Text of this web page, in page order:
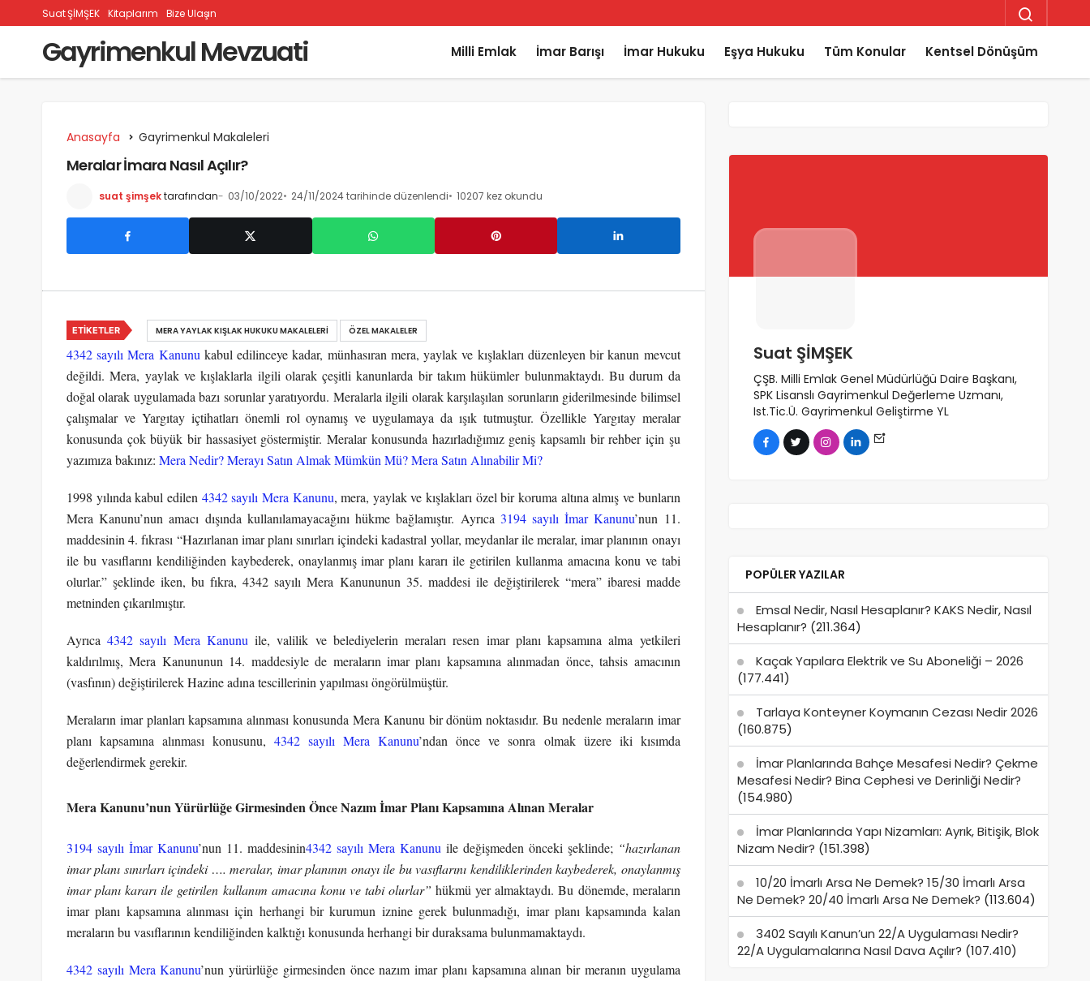
Suat ŞİMŞEK Kitaplarım Bize Ulaşın
Gayrimenkul Mevzuati Milli Emlak İmar Barışı İmar Hukuku Eşya Hukuku Tüm Konular Kentsel Dönüşüm
Anasayfa Gayrimenkul Makaleleri
Meralar İmara Nasıl Açılır?
suat şimşektarafından 03/10/2022 24/11/2024 tarihinde düzenlendi 10207 kez okundu
4342 sayılı Mera Kanunu kabul edilinceye kadar, münhasıran mera, yaylak ve kışlakları düzenleyen bir kanun mevcut
değildi. Mera, yaylak ve kışlaklarla ilgili olarak çeşitli kanunlarda bir takım hükümler bulunmaktaydı. Bu durum da
doğal olarak uygulamada bazı sorunlar yaratıyordu. Meralarla ilgili olarak karşılaşılan sorunların giderilmesinde bilimsel
çalışmalar ve Yargıtay içtihatları önemli rol oynamış ve uygulamaya da ışık tutmuştur. Özellikle Yargıtay meralar
konusunda çok büyük bir hassasiyet göstermiştir. Meralar konusunda hazırladığımız geniş kapsamlı bir rehber için şu
yazımıza bakınız: Mera Nedir? Merayı Satın Almak Mümkün Mü? Mera Satın Alınabilir Mi?
1998 yılında kabul edilen 4342 sayılı Mera Kanunu, mera, yaylak ve kışlakları özel bir koruma altına almış ve bunların
Mera Kanunu’nun amacı dışında kullanılamayacağını hükme bağlamıştır. Ayrıca 3194 sayılı İmar Kanunu’nun 11.
maddesinin 4. fıkrası “Hazırlanan imar planı sınırları içindeki kadastral yollar, meydanlar ile meralar, imar planının onayı
ile bu vasıflarını kendiliğinden kaybederek, onaylanmış imar planı kararı ile getirilen kullanma amacına konu ve tabi
olurlar.” şeklinde iken, bu fıkra, 4342 sayılı Mera Kanununun 35. maddesi ile değiştirilerek “mera” ibaresi madde
metninden çıkarılmıştır.
Ayrıca4342 sayılı Mera Kanunu ile, valilik ve belediyelerin meraları resen imar planı kapsamına alma yetkileri
kaldırılmış, Mera Kanununun 14. maddesiyle de meraların imar planı kapsamına alınmadan önce, tahsis amacının
(vasfının) değiştirilerek Hazine adına tescillerinin yapılması öngörülmüştür.
Meraların imar planları kapsamına alınması konusunda Mera Kanunu bir dönüm noktasıdır. Bu nedenle meraların imar
planı kapsamına alınması konusunu,4342 sayılı Mera Kanunu’ndan önce ve sonra olmak üzere iki kısımda
değerlendirmek gerekir.
Mera Kanunu’nun Yürürlüğe Girmesinden Önce Nazım İmar Planı Kapsamına Alınan Meralar
3194 sayılı İmar Kanunu’nun 11. maddesinin4342 sayılı Mera Kanunu ile değişmeden önceki şeklinde; “hazırlanan
imar planı sınırları içindeki …. meralar, imar planının onayı ile bu vasıflarını kendiliklerinden kaybederek, onaylanmış
imar planı kararı ile getirilen kullanım amacına konu ve tabi olurlar” hükmü yer almaktaydı. Bu dönemde, meraların
imar planı kapsamına alınması için herhangi bir kurumun iznine gerek bulunmadığı, imar planı kapsamında kalan
meraların bu vasıflarının kendiliğinden kalktığı konusunda herhangi bir duraksama bulunmamaktaydı.
4342 sayılı Mera Kanunu’nun yürürlüğe girmesinden önce nazım imar planı kapsamına alınan bir meranın uygulama
ETIKETLER MERA YAYLAK KIŞLAK HUKUKU MAKALELERI ÖZEL MAKALELER
Suat ŞİMŞEK
ÇŞB. Milli Emlak Genel Müdürlüğü Daire Başkanı,
SPK Lisanslı Gayrimenkul Değerleme Uzmanı,
Ist.Tic.Ü. Gayrimenkul Geliştirme YL
POPÜLER YAZILAR
Emsal Nedir, Nasıl Hesaplanır? KAKS Nedir, Nasıl
Hesaplanır? (211.364)
Kaçak Yapılara Elektrik ve Su Aboneliği – 2026
(177.441)
Tarlaya Konteyner Koymanın Cezası Nedir 2026
(160.875)
İmar Planlarında Bahçe Mesafesi Nedir? Çekme
Mesafesi Nedir? Bina Cephesi ve Derinliği Nedir?
(154.980)
İmar Planlarında Yapı Nizamları: Ayrık, Bitişik, Blok
Nizam Nedir? (151.398)
10/20 İmarlı Arsa Ne Demek? 15/30 İmarlı Arsa
Ne Demek? 20/40 İmarlı Arsa Ne Demek? (113.604)
3402 Sayılı Kanun’un 22/A Uygulaması Nedir?
22/A Uygulamalarına Nasıl Dava Açılır? (107.410)